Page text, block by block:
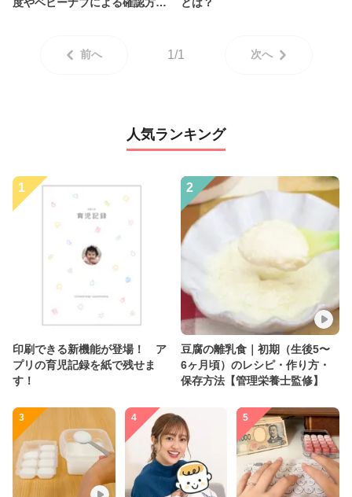
前へ 1/1 次へ
人気ランキング
1
印刷できる新機能が登場！ ア
プリの育児記録を紙で残せま
す！
2
豆腐の離乳食｜初期（生後5〜
6ヶ月頃）のレシピ・作り方・
保存方法【管理栄養士監修】
3 4 5